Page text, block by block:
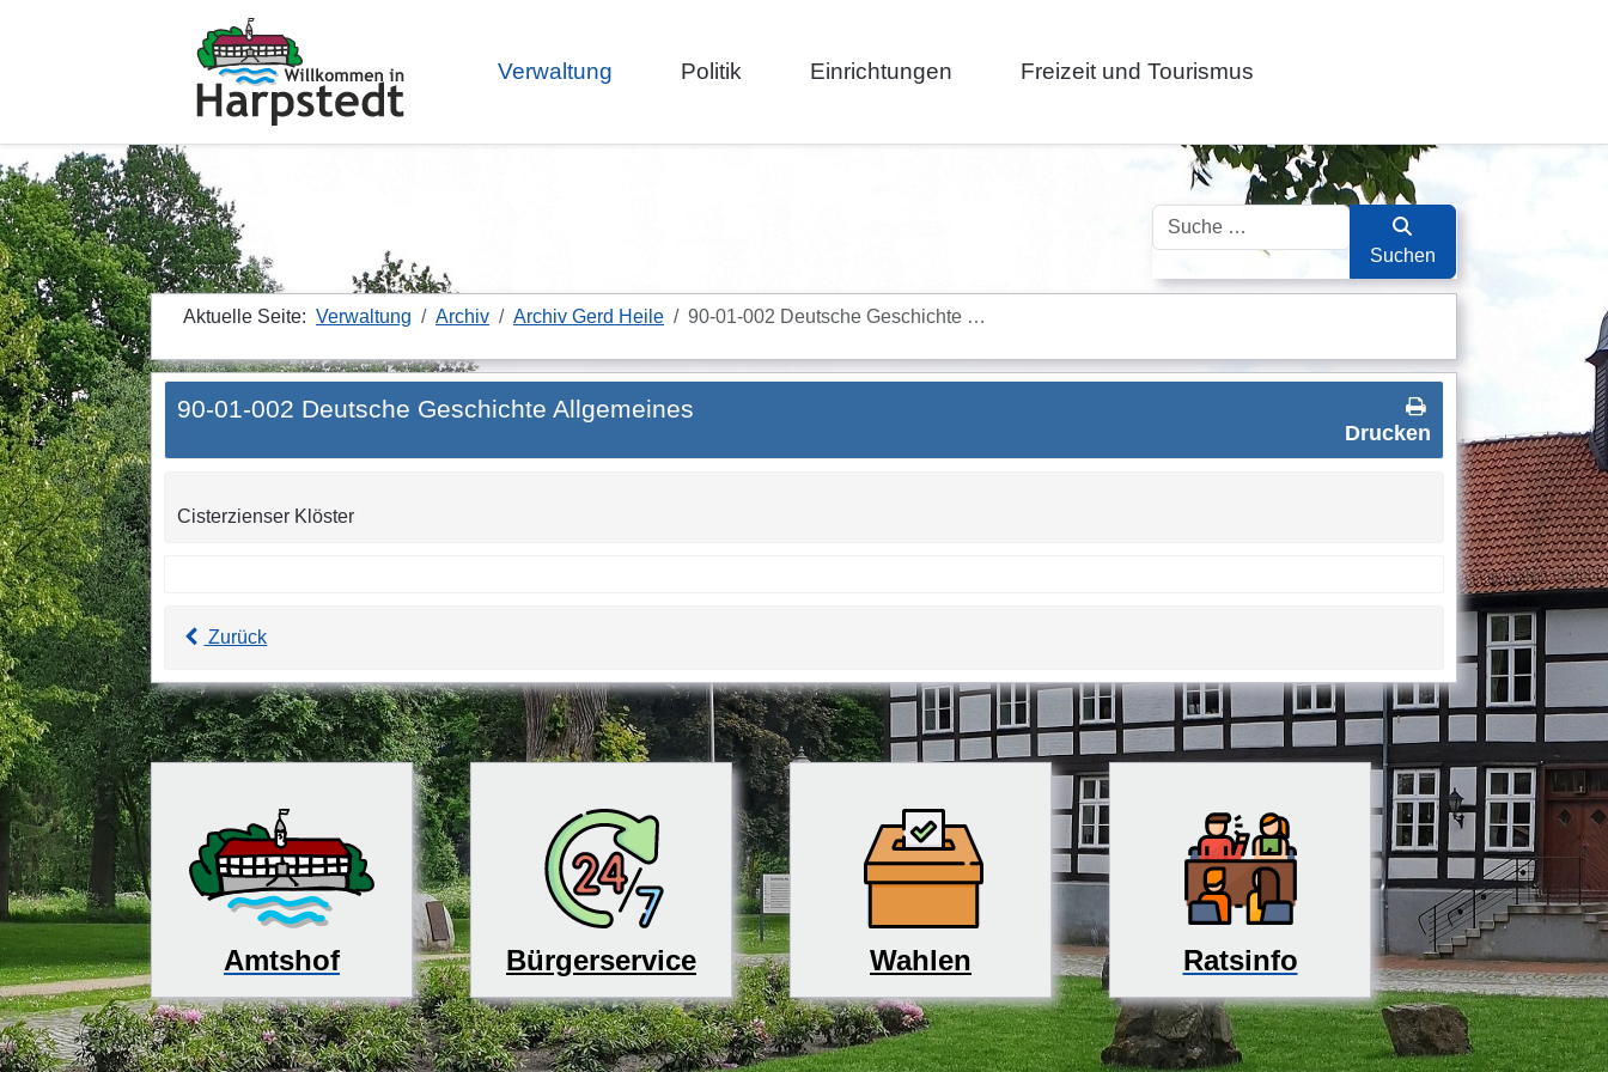
Verwaltung Politik Einrichtungen Freizeit und Tourismus
Suchen
Suchen
Aktuelle Seite: Verwaltung Archiv Archiv Gerd Heile 90-01-002 Deutsche Geschichte …
Drucken
90-01-002 Deutsche Geschichte Allgemeines
Cisterzienser Klöster
Zurück
Amtshof Bürgerservice Wahlen Ratsinfo